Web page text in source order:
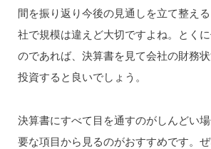
間を振り返り今後の見通しを立て整え
社で規模は違えど大切ですよね。とく
のであれば、決算書を見て会社の財務
投資すると良いでしょう。
決算書にすべて目を通すのがしんどい
要な項目から見るのがおすすめです。